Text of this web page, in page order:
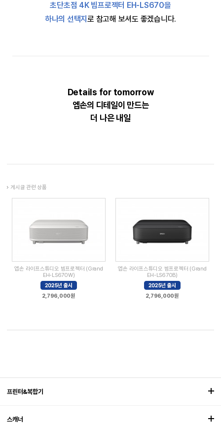
초단초점 4K 빔프로젝터 EH-LS670을
하나의 선택지로 참고해 보셔도 좋겠습니다.
Details for tomorrow
엡손의 디테일이 만드는
더 나은 내일
게시글 관련 상품
엡손 라이프스튜디오 빔프로젝터 (Grand
EH-LS670W)
2,796,000원
엡손 라이프스튜디오 빔프로젝터 (Grand
EH-LS670B)
2,796,000원
프린터&복합기
스캐너